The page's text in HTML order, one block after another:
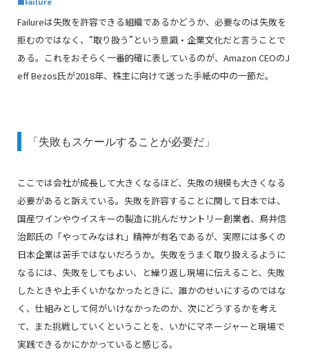
Failureは失敗を許容できる組織であるかどうか、必要なのは失敗を
拒むのではなく、“取り扱う”という意識・企業文化だと言うことで
ある。 これをおそらく一番的確に表しているのが、Amazon CEOのJ
eff Bezos氏が2018年、株主に向けて送った手紙の中の一節だ。
「失敗もスケールすることが必要だ」
ここでは会社が成長して大きくなるほど、失敗の規模も大きくなる
必要があると訴えている。失敗を許容することに関して日本では、
国産ワインやウイスキーの製造に挑んだサントリー創業者、鳥井信
治郎氏の「やってみなはれ」精神が有名であるが、実際には多くの
日本企業は苦手ではないだろうか。失敗をうまく取り扱えるように
なるには、失敗をしてもよい、と繰り返し現場に伝えること、失敗
したときや上手くいかなかったときに、誰かのせいにするのではな
く、仕組みとして何がいけなかったのか、次にどうするかを考え
て、また挑戦していくということを、いかにマネージャーと現場で
実践できるかにかかっていると感じる。